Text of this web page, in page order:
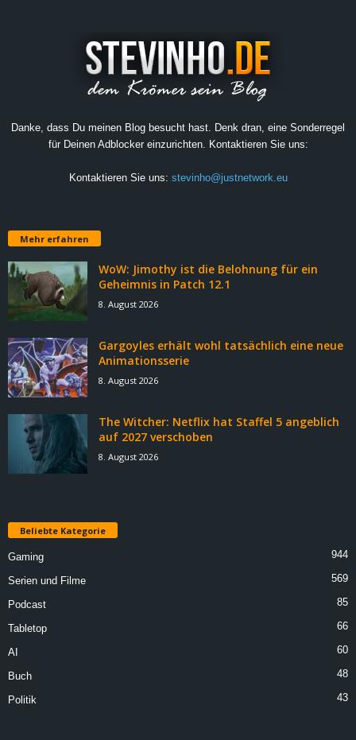
Danke, dass Du meinen Blog besucht hast. Denk dran, eine Sonderregel
für Deinen Adblocker einzurichten. Kontaktieren Sie uns:
Kontaktieren Sie uns: stevinho@justnetwork.eu
Mehr erfahren
WoW: Jimothy ist die Belohnung für ein
Geheimnis in Patch 12.1
8. August 2026
Gargoyles erhält wohl tatsächlich eine neue
Animationsserie
8. August 2026
The Witcher: Netflix hat Staffel 5 angeblich
auf 2027 verschoben
8. August 2026
Beliebte Kategorie
Gaming 944
Serien und Filme 569
Podcast 85
Tabletop 66
AI 60
Buch 48
Politik 43